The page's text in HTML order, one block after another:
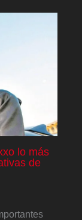
lo más
de